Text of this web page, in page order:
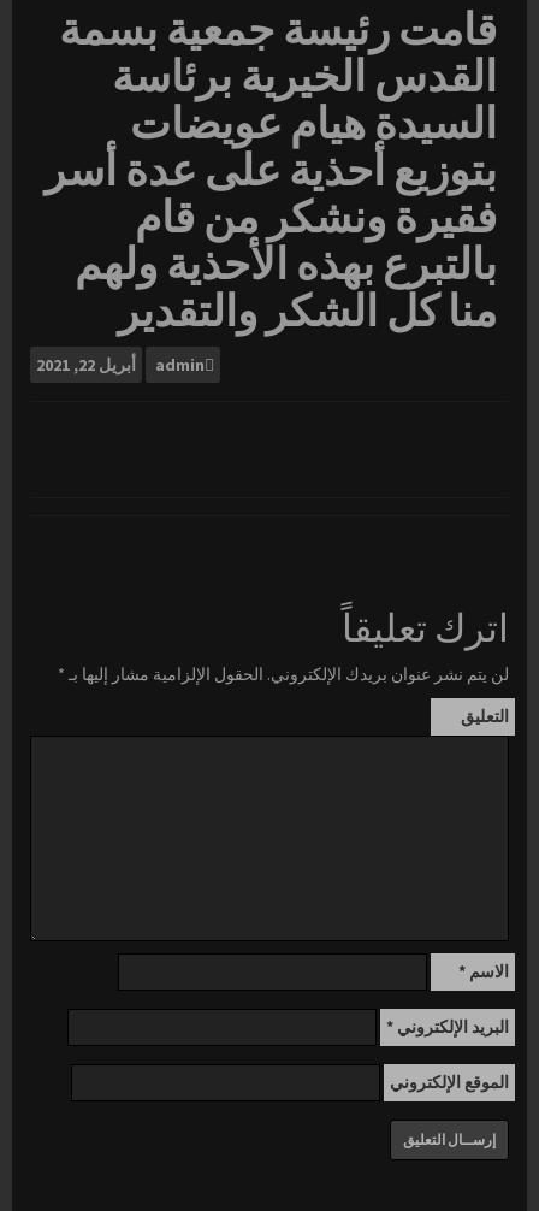
قامت رئيسة جمعية بسمة
القدس الخيرية برئاسة
السيدة هيام عويضات
بتوزيع أحذية على عدة أسر
فقيرة ونشكر من قام
بالتبرع بهذه الأحذية ولهم
منا كل الشكر والتقدير
أبريل 22, 2021 admin
اترك تعليقاً
لن يتم نشر عنوان بريدك الإلكتروني. الحقول الإلزامية مشار إليها بـ *
التعليق
الاسم *
البريد الإلكتروني *
الموقع الإلكتروني